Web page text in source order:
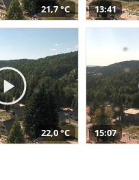
21,7 °C 13:41
22,0 °C 15:07